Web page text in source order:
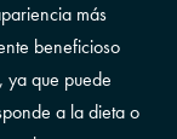
más
beneficioso
ya que puede
a la dieta o